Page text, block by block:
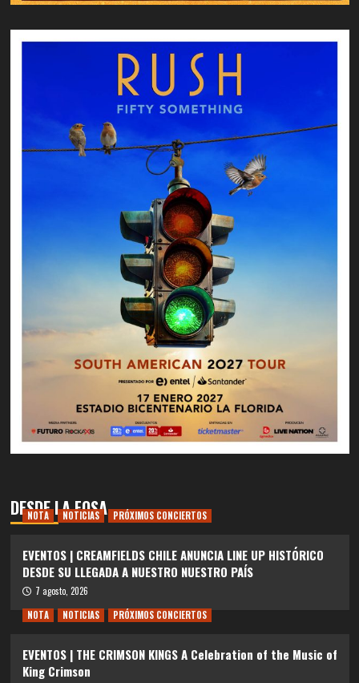
DESDE LA FOSA
NOTA NOTICIAS PRÓXIMOS CONCIERTOS
EVENTOS | CREAMFIELDS CHILE ANUNCIA LINE UP HISTÓRICO
DESDE SU LLEGADA A NUESTRO NUESTRO PAÍS
7 agosto, 2026
NOTA
NOTICIAS PRÓXIMOS CONCIERTOS
EVENTOS | THE CRIMSON KINGS A Celebration of the Music of
King Crimson